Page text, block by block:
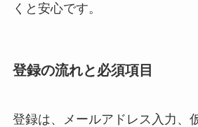
くと安心です。
登録の流れと必須項目
登録は、メールアドレス入力、